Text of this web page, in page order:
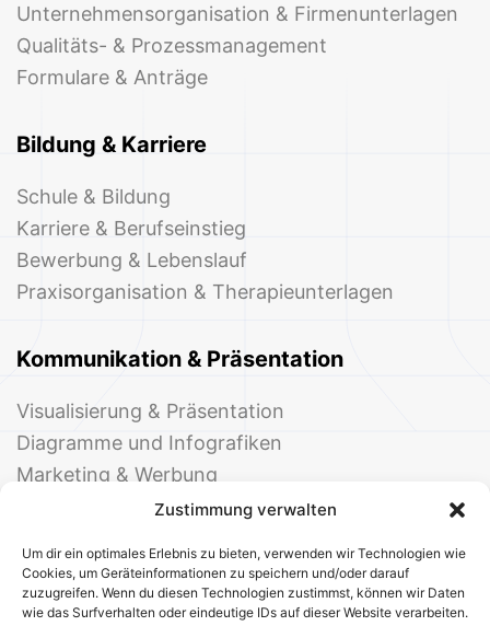
Zustimmung verwalten
Um dir ein optimales Erlebnis zu bieten, verwenden wir Technologien wie
Cookies, um Geräteinformationen zu speichern und/oder darauf
zuzugreifen. Wenn du diesen Technologien zustimmst, können wir Daten
wie das Surfverhalten oder eindeutige IDs auf dieser Website verarbeiten.
Unternehmensorganisation & Firmenunterlagen
Qualitäts- & Prozessmanagement
Formulare & Anträge
Bildung & Karriere
Schule & Bildung
Karriere & Berufseinstieg
Bewerbung & Lebenslauf
Praxisorganisation & Therapieunterlagen
Kommunikation & Präsentation
Visualisierung & Präsentation
Diagramme und Infografiken
Marketing & Werbung
Events & Einladungen